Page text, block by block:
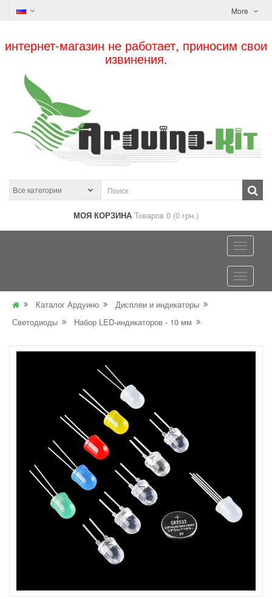
More
интернет-магазин не работает, приносим свои
извинения.
МОЯ КОРЗИНА Товаров 0 (0 грн.)
Каталог Ардуино
Дисплеи и индикаторы
Светодиоды
Набор LED-индикаторов - 10 мм